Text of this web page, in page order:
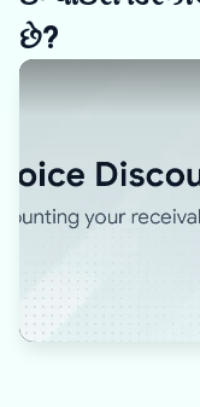
છે?